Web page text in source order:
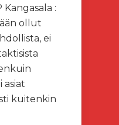
:
ollut
ei
asiat
kuitenkin